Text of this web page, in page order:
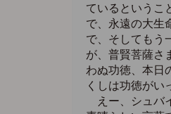
ているというこ
で、永遠の大生
で、そしてもう
が、普賢菩薩さ
わぬ功徳、本日
くしは功徳がい
えー、シュバ